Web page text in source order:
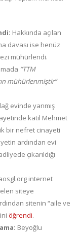
Hakkında açılan
davası ise henüz
mühürlendi.
“TTM
mühürlenmiştir”
evinde yanmış
katil Mehmet
bir nefret cinayeti
ardından evi
çıkarıldığı
internet
siteye
sitenin “aile ve
öğrendi.
Beyoğlu